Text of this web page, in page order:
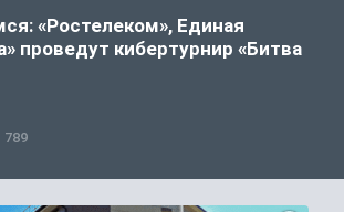
«Ростелеком», Единая
проведут кибертурнир «Битва
789